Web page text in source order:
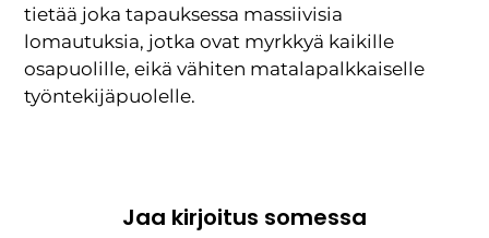
tietää joka tapauksessa massiivisia
lomautuksia, jotka ovat myrkkyä kaikille
osapuolille, eikä vähiten matalapalkkaiselle
työntekijäpuolelle.
Jaa kirjoitus somessa